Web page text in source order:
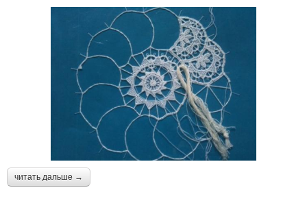
читать дальше →